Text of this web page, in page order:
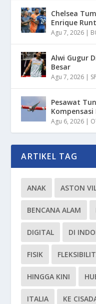
Chelsea
Enrique
Agu 7, 2026 |
Alwi Gugur
Besar
Agu 7, 2026 |
Pesawat
Kompensasi
Agu 6, 2026 |
ARTIKEL TAG
ANAK ASTON
BENCANA ALAM
DIGITAL DI
FISIK
HINGGA KINI
ITALIA KE